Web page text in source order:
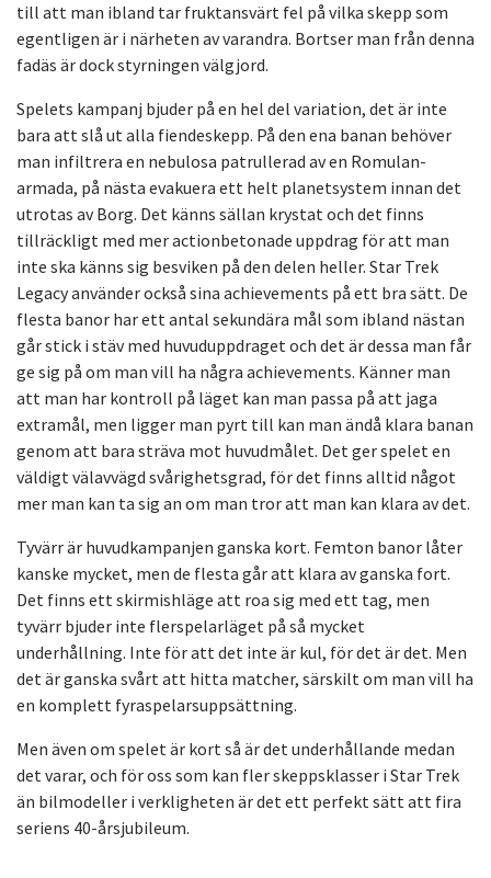
till att man ibland tar fruktansvärt fel på vilka skepp som
egentligen är i närheten av varandra. Bortser man från denna
fadäs är dock styrningen välgjord.
Spelets kampanj bjuder på en hel del variation, det är inte
bara att slå ut alla fiendeskepp. På den ena banan behöver
man infiltrera en nebulosa patrullerad av en Romulan-
armada, på nästa evakuera ett helt planetsystem innan det
utrotas av Borg. Det känns sällan krystat och det finns
tillräckligt med mer actionbetonade uppdrag för att man
inte ska känns sig besviken på den delen heller. Star Trek
Legacy använder också sina achievements på ett bra sätt. De
flesta banor har ett antal sekundära mål som ibland nästan
går stick i stäv med huvuduppdraget och det är dessa man får
ge sig på om man vill ha några achievements. Känner man
att man har kontroll på läget kan man passa på att jaga
extramål, men ligger man pyrt till kan man ändå klara banan
genom att bara sträva mot huvudmålet. Det ger spelet en
väldigt välavvägd svårighetsgrad, för det finns alltid något
mer man kan ta sig an om man tror att man kan klara av det.
Tyvärr är huvudkampanjen ganska kort. Femton banor låter
kanske mycket, men de flesta går att klara av ganska fort.
Det finns ett skirmishläge att roa sig med ett tag, men
tyvärr bjuder inte flerspelarläget på så mycket
underhållning. Inte för att det inte är kul, för det är det. Men
det är ganska svårt att hitta matcher, särskilt om man vill ha
en komplett fyraspelarsuppsättning.
Men även om spelet är kort så är det underhållande medan
det varar, och för oss som kan fler skeppsklasser i Star Trek
än bilmodeller i verkligheten är det ett perfekt sätt att fira
seriens 40-årsjubileum.